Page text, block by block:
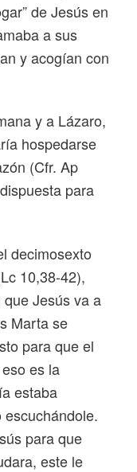
de Jesús en
a sus
y acogían con
y a Lázaro,
hospedarse
(Cfr. Ap
para
decimosexto
10,38-42),
Jesús va a
Marta se
para que el
es la
estaba
para que
este le